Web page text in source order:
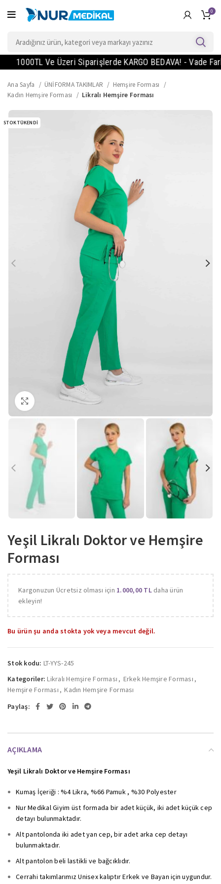
0
1000TL Ve Üzeri Siparişlerde KARGO BEDAVA! - Vade
Ana Sayfa ÜNİFORMA TAKIMLAR
Hemşire Forması
Kadın Hemşire Forması
Likralı Hemşire Forması
STOK TÜKENDI
Büyütmek için tıklayın
Yeşil Likralı Doktor ve Hemşire
Forması
Kargonuzun Ücretsiz olması için 1.000,00 TLdaha ürün
ekleyin!
Bu ürün şu anda stokta yok veya mevcut değil.
Stok kodu: LT-YYS-245
Kategoriler: Likralı Hemşire Forması , Erkek Hemşire Forması ,
Hemşire Forması , Kadın Hemşire Forması
Paylaş:
AÇIKLAMA
Yeşil Likralı Doktor ve Hemşire Forması
Kumaş İçeriği : %4 Likra, %66 Pamuk , %30 Polyester
Nur Medikal Giyim üst formada bir adet küçük, iki adet küçük cep
detayı bulunmaktadır.
Alt pantolonda iki adet yan cep, bir adet arka cep detayı
bulunmaktadır.
Alt pantolon beli lastikli ve bağcıklıdır.
Cerrahi takımlarımız Unisex kalıptır Erkek ve Bayan için uygundur.